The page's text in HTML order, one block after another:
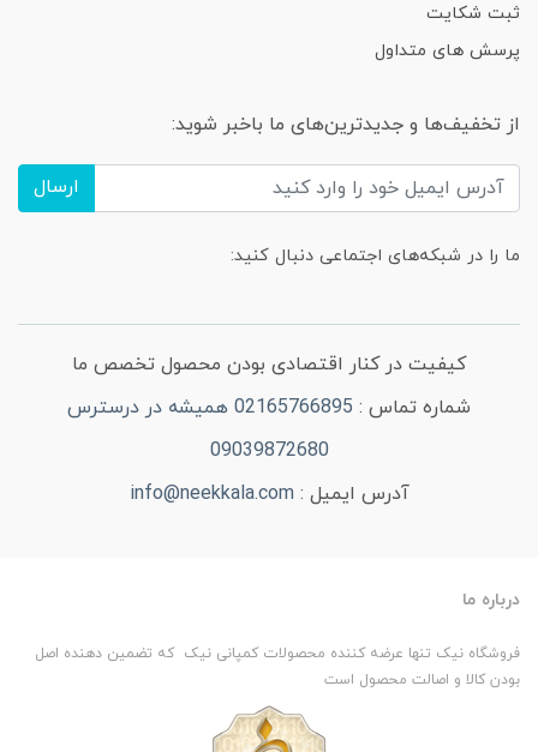
ثبت شکایت
پرسش های متداول
از تخفیف‌ها و جدیدترین‌های ما باخبر شوید:
ارسال
ما را در شبکه‌های اجتماعی دنبال کنید:
کیفیت در کنار اقتصادی بودن محصول تخصص ما
شماره تماس :
02165766895 همیشه در درسترس
09039872680
آدرس ایمیل : info@neekkala.com
درباره ما
فروشگاه نیک تنها عرضه کننده محصولات کمپانی نیک که تضمین دهنده اصل
بودن کالا و اصالت محصول است